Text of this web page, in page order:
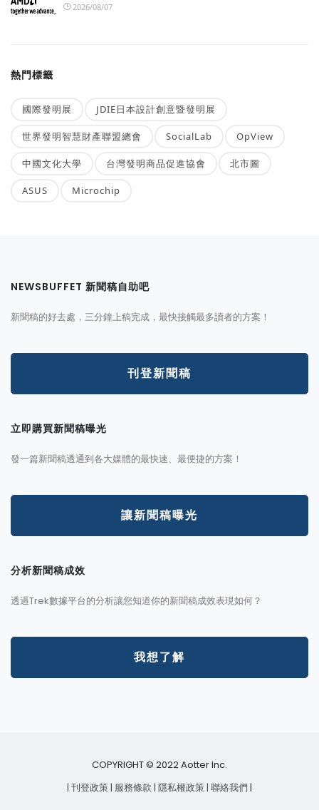
2026/08/07
熱門標籤
國際發明展 JDIE日本設計創意暨發明展
世界發明智慧財產聯盟總會 SocialLab OpView
中國文化大學 台灣發明商品促進協會 北市圖
ASUS Microchip
NEWSBUFFET 新聞稿自助吧
新聞稿的好去處，三分鐘上稿完成，最快接觸最多讀者的方案！
刊登新聞稿
立即購買新聞稿曝光
發一篇新聞稿透通到各大媒體的最快速、最便捷的方案！
讓新聞稿曝光
分析新聞稿成效
透過Trek數據平台的分析讓您知道你的新聞稿成效表現如何？
我想了解
COPYRIGHT © 2022 Aotter Inc.
| 刊登政策| 服務條款| 隱私權政策| 聯絡我們 |